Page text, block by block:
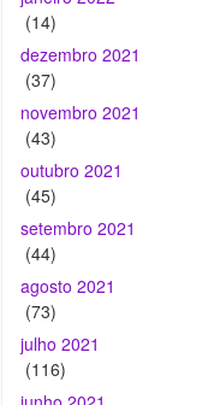
novembro 2021
(43)
outubro 2021
setembro 2021
(44)
agosto 2021
(73)
julho 2021
(116)
junho 2021
(90)
maio 2021
(61)